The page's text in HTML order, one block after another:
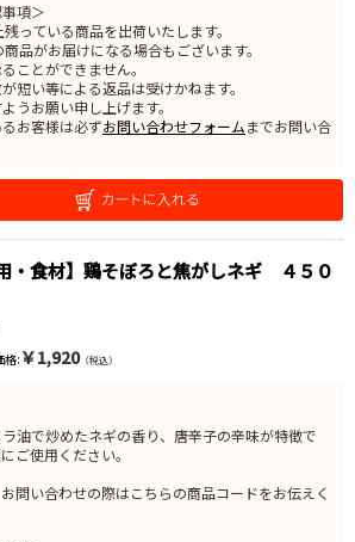
項＞
っている商品を出荷いたします。
品がお届けになる場合もございます。
ことができません。
い等による返品は受けかねます。
うお願い申し上げます。
お客様は必ずお問い合わせフォームまでお問い合
用・食材】鶏そぼろと焦がしネギ ４５０
格 : ￥1,920（税込）
油で炒めたネギの香り、唐辛子の辛味が特徴で
ご使用ください。
い合わせの際はこちらの商品コードをお伝えく